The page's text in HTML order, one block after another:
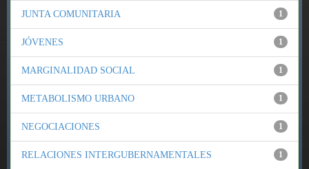
1
JUNTA COMUNITARIA
1
JÓVENES
1
MARGINALIDAD SOCIAL
1
METABOLISMO URBANO
1
NEGOCIACIONES
1
RELACIONES INTERGUBERNAMENTALES